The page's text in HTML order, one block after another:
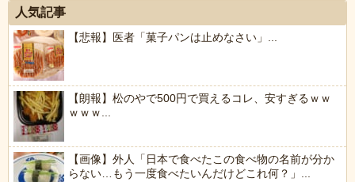
人気記事
【悲報】医者「菓子パンは止めなさい」...
【朗報】松のやで500円で買えるコレ、安すぎるｗｗ
ｗｗｗ...
【画像】外人「日本で食べたこの食べ物の名前が分か
らない…もう一度食べたいんだけどこれ何？」...